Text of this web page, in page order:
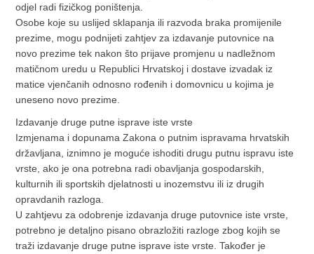
odjel radi fizičkog poništenja.
Osobe koje su uslijed sklapanja ili razvoda braka promijenile
prezime, mogu podnijeti zahtjev za izdavanje putovnice na
novo prezime tek nakon što prijave promjenu u nadležnom
matičnom uredu u Republici Hrvatskoj i dostave izvadak iz
matice vjenčanih odnosno rođenih i domovnicu u kojima je
uneseno novo prezime.
Izdavanje druge putne isprave iste vrste
Izmjenama i dopunama Zakona o putnim ispravama hrvatskih
državljana, iznimno je moguće ishoditi drugu putnu ispravu iste
vrste, ako je ona potrebna radi obavljanja gospodarskih,
kulturnih ili sportskih djelatnosti u inozemstvu ili iz drugih
opravdanih razloga.
U zahtjevu za odobrenje izdavanja druge putovnice iste vrste,
potrebno je detaljno pisano obrazložiti razloge zbog kojih se
traži izdavanje druge putne isprave iste vrste. Također je